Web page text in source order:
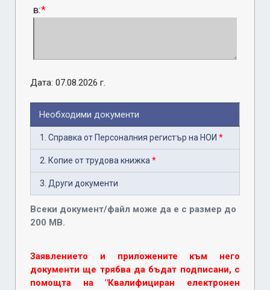
в:*
Дата: 07.08.2026 г.
Всеки документ/файл може да е с размер до
200 MB.
Необходими документи
1. Справка от Персоналния регистър на НОИ *
2. Копие от трудова книжка *
3. Други документи
Заявлението и приложените към него
документи ще трябва да бъдат подписани, с
помощта на "Квалифициран електронен